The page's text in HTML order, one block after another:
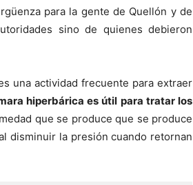
para la gente de Quellón y de
sino de quienes debieron
una actividad frecuente para extraer
hiperbárica es útil para tratar los
que se produce que se produce
disminuir la presión cuando retornan